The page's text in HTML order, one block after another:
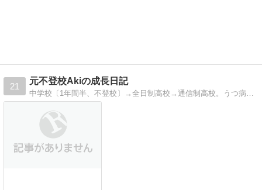
21
元不登校Akiの成長日記
中学校〔1年間半、不登校〕→全日制高校→通信制高校。うつ病と闘う元不登校Akiの成長日記です！